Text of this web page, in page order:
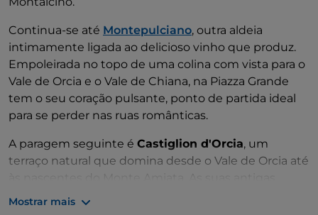
Continua-se até Montepulciano, outra aldeia
intimamente ligada ao delicioso vinho que produz.
Empoleirada no topo de uma colina com vista para o
Vale de Orcia e o Vale de Chiana, na Piazza Grande
tem o seu coração pulsante, ponto de partida ideal
para se perder nas ruas românticas.
A paragem seguinte é Castiglion d'Orcia, um
terraço natural que domina desde o Vale de Orcia até
torres e os seus bairros são ricos em história e beleza
Mostrar mais